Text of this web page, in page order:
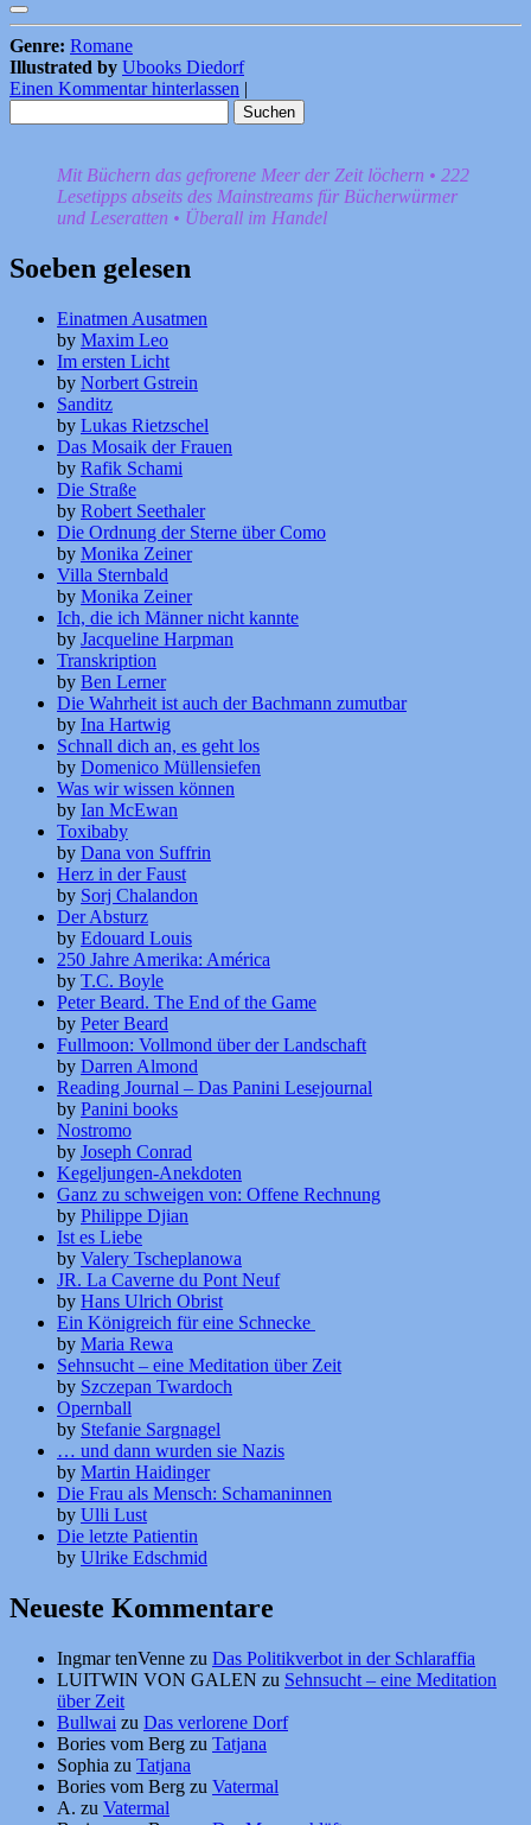
Genre: Romane
Illustrated by Ubooks Diedorf
Einen Kommentar hinterlassen
nach:
Mit Büchern das gefrorene Meer der Zeit löchern • 222
Lesetipps abseits des Mainstreams für Bücherwürmer
und Leseratten • Überall im Handel
Soeben gelesen
Einatmen Ausatmen
by Maxim Leo
Im ersten Licht
by Norbert Gstrein
Sanditz
by Lukas Rietzschel
Das Mosaik der Frauen
by Rafik Schami
Die Straße
by Robert Seethaler
Die Ordnung der Sterne über Como
by Monika Zeiner
Villa Sternbald
by Monika Zeiner
Ich, die ich Männer nicht kannte
by Jacqueline Harpman
Transkription
by Ben Lerner
Die Wahrheit ist auch der Bachmann zumutbar
by Ina Hartwig
Schnall dich an, es geht los
by Domenico Müllensiefen
Was wir wissen können
by Ian McEwan
Toxibaby
by Dana von Suffrin
Herz in der Faust
by Sorj Chalandon
Der Absturz
by Edouard Louis
250 Jahre Amerika: América
by T.C. Boyle
Peter Beard. The End of the Game
by Peter Beard
Fullmoon: Vollmond über der Landschaft
by Darren Almond
Reading Journal – Das Panini Lesejournal
by Panini books
Nostromo
by Joseph Conrad
Kegeljungen-Anekdoten
Ganz zu schweigen von: Offene Rechnung
by Philippe Djian
Ist es Liebe
by Valery Tscheplanowa
JR. La Caverne du Pont Neuf
by Hans Ulrich Obrist
Ein Königreich für eine Schnecke
by Maria Rewa
Sehnsucht – eine Meditation über Zeit
by Szczepan Twardoch
Opernball
by Stefanie Sargnagel
… und dann wurden sie Nazis
by Martin Haidinger
Die Frau als Mensch: Schamaninnen
by Ulli Lust
Die letzte Patientin
by Ulrike Edschmid
Neueste Kommentare
Ingmar tenVenne zu Das Politikverbot in der Schlaraffia
LUITWIN VON GALEN zu Sehnsucht – eine Meditation
über Zeit
Bullwai zu Das verlorene Dorf
Bories vom Berg zu Tatjana
Sophia zu Tatjana
Bories vom Berg zu Vatermal
A. zu Vatermal